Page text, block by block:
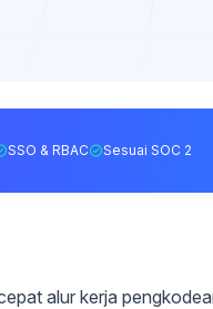
SSO & RBAC Sesuai SOC 2
alur kerja